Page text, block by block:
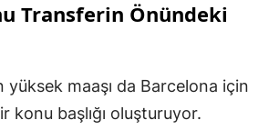
Transferin Önündeki
yüksek maaşı da Barcelona için
konu başlığı oluşturuyor.